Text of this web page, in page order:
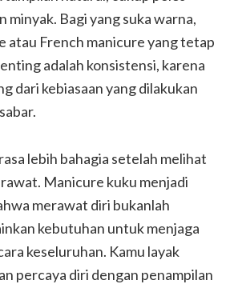
minyak. Bagi yang suka warna,
atau French manicure yang tetap
adalah konsistensi, karena
dari kebiasaan yang dilakukan
lebih bahagia setelah melihat
Manicure kuku menjadi
merawat diri bukanlah
kebutuhan untuk menjaga
keseluruhan. Kamu layak
percaya diri dengan penampilan